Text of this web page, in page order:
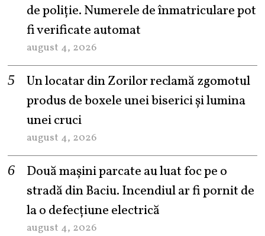
de poliție. Numerele de înmatriculare pot
fi verificate automat
august 4, 2026
Un locatar din Zorilor reclamă zgomotul
produs de boxele unei biserici și lumina
unei cruci
august 4, 2026
Două mașini parcate au luat foc pe o
stradă din Baciu. Incendiul ar fi pornit de
la o defecțiune electrică
august 4, 2026